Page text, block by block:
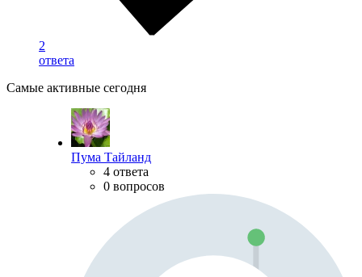
2
ответа
Самые активные сегодня
Пума Тайланд
4 ответа
0 вопросов